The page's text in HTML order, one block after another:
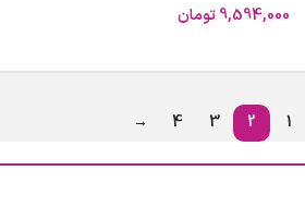
9,594,000 تومان
1
2
3
4
→